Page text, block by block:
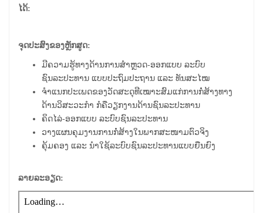
ໄດ້:
ຈຸດປະສົງຂອງຫຼັກສູດ:
ມີຄວາມຮູ້ທາງດ້ານການສໍາຫຼວດ-ອອກແບບ ລະບົບ
ຊົນລະປະທານ ແບບປະຖົມປະຖານ ແລະ ທັນສະໄໝ
ຈໍາແນກປະເພດຂອງວັດສະດຸທີເໝາະສົມແກ່ການກໍ່ສ້າງທາງ
ດ້ານວິສະວະກໍາ ກໍຄືວຽກງານດ້ານຊົນລະປະທານ
ຄິດໄລ່-ອອກແບບ ລະບົບຊົນລະປະທານ
ວາງແຜນຄຸມງານການກໍ່ສ້າງໃນພາກສະໜາມຕົວຈິງ
ຄຸ້ມຄອງ ແລະ ນໍາໃຊ້ລະບົບຊົນລະປະທານແບບຍືນຍົງ
ລາຍລະອຽດ: